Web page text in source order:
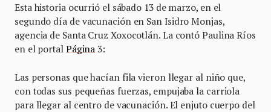
Esta historia ocurrió el sábado 13 de marzo, en el
segundo día de vacunación en San Isidro Monjas,
agencia de Santa Cruz Xoxocotlán. La contó Paulina Ríos
en el portal Página 3:
Las personas que hacían fila vieron llegar al niño que,
con todas sus pequeñas fuerzas, empujaba la carriola
para llegar al centro de vacunación. El enjuto cuerpo del